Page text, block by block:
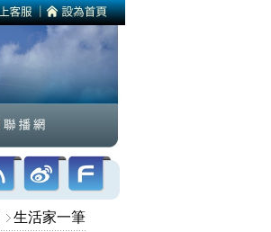
生活家一筆